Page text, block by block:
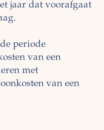
jaar dat voorafgaat
periode
van een
met
van een